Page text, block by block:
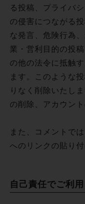
る投稿、プライバ
の侵害につながる
な発言、危険行為
業・営利目的の投
の他の法令に抵触
ます。このような
りなく削除いたし
の削除、アカウン
また、コメントで
へのリンクの貼り
自己責任でご利